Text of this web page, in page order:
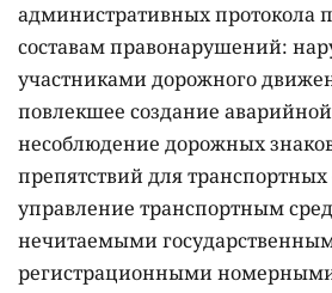
административных протокола
составам правонарушений:
участниками дорожного
повлекшее создание
несоблюдение дорожных
препятствий для транспортных
управление транспортным
нечитаемыми
регистрационными